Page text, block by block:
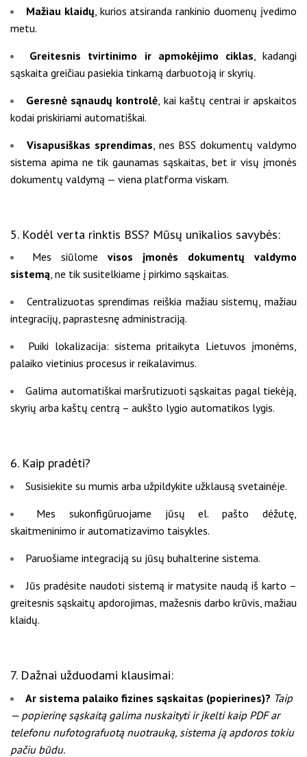
Mažiau klaidų , kurios atsiranda rankinio duomenų įvedimo
metu.
Greitesnis tvirtinimo ir apmokėjimo ciklas , kadangi
sąskaita greičiau pasiekia tinkamą darbuotoją ir skyrių.
Geresnė sąnaudų kontrolė , kai kaštų centrai ir apskaitos
kodai priskiriami automatiškai.
Visapusiškas sprendimas , nes BSS dokumentų valdymo
sistema apima ne tik gaunamas sąskaitas, bet ir visų įmonės
dokumentų valdymą — viena platforma viskam.
5. Kodėl verta rinktis BSS? Mūsų unikalios savybės:
Mes siūlome visos įmonės dokumentų valdymo
sistemą, ne tik susitelkiame į pirkimo sąskaitas.
Centralizuotas sprendimas reiškia mažiau sistemų, mažiau
integracijų, paprastesnę administraciją.
Puiki lokalizacija: sistema pritaikyta Lietuvos įmonėms,
palaiko vietinius procesus ir reikalavimus.
Galima automatiškai maršrutizuoti sąskaitas pagal tiekėją,
skyrių arba kaštų centrą – aukšto lygio automatikos lygis.
6. Kaip pradėti?
Susisiekite su mumis arba užpildykite užklausą svetainėje.
Mes sukonfigūruojame jūsų el. pašto dėžutę,
skaitmeninimo ir automatizavimo taisykles.
Paruošiame integraciją su jūsų buhalterine sistema.
Jūs pradėsite naudoti sistemą ir matysite naudą iš karto –
greitesnis sąskaitų apdorojimas, mažesnis darbo krūvis, mažiau
klaidų.
7. Dažnai užduodami klausimai:
Ar sistema palaiko fizines sąskaitas (popierines)? Taip
— popierinę sąskaitą galima nuskaityti ir įkelti kaip PDF ar
telefonu nufotografuotą nuotrauką, sistema ją apdoros tokiu
pačiu būdu.